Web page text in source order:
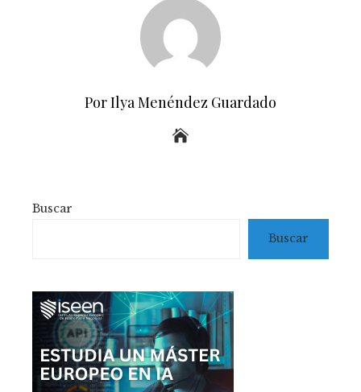
Por Ilya Menéndez Guardado
Buscar
Buscar